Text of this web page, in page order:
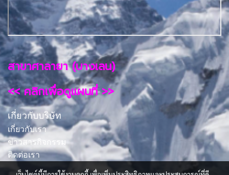
สาขาศาลายา (บางเลน)
<< คลิกเพื่อดูแผนที่ >>
เกี่ยวกับบริษัท
เกี่ยวกับเรา
ข่าวสารกิจกรรม
ติดต่อเรา